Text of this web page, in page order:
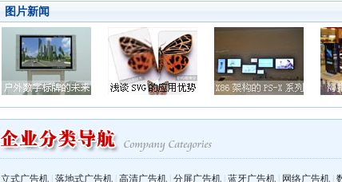
图片新闻
立式广告机 落地式广告机 高清广告机 分屏广告机 蓝牙广告机 网络广告机